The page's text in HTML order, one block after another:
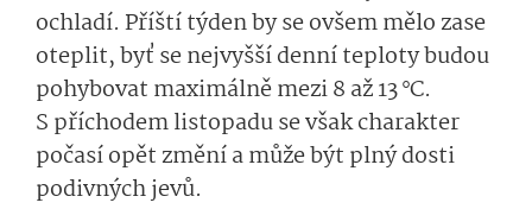
ochladí. Příští týden by se ovšem mělo zase
oteplit, byť se nejvyšší denní teploty budou
pohybovat maximálně mezi 8 až 13 °C.
S příchodem listopadu se však charakter
počasí opět změní a může být plný dosti
podivných jevů.